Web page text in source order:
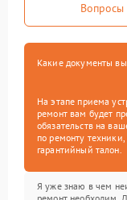
Вопросы
Какие документы вы
На этапе приема
ремонт вам будет
обязательств на
по ремонту
гарантийный талон.
Я уже знаю в чем